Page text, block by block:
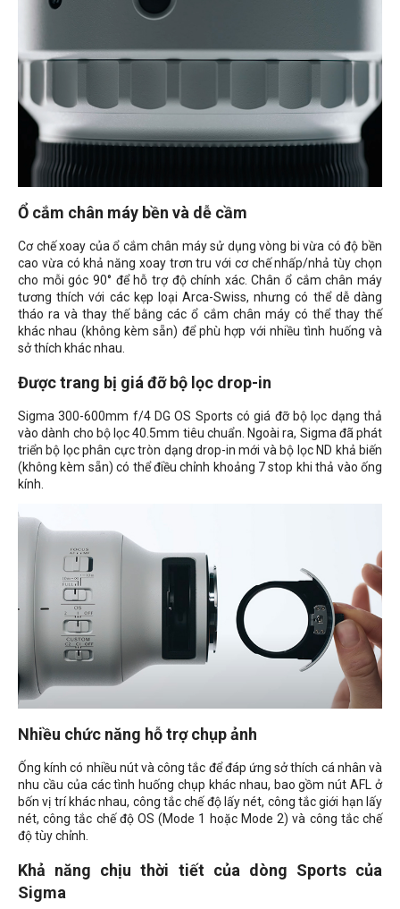
Ổ cắm chân máy bền và dễ cầm
Cơ chế xoay của ổ cắm chân máy sử dụng vòng bi vừa có độ bền
cao vừa có khả năng xoay trơn tru với cơ chế nhấp/nhả tùy chọn
cho mỗi góc 90° để hỗ trợ độ chính xác. Chân ổ cắm chân máy
tương thích với các kẹp loại Arca-Swiss, nhưng có thể dễ dàng
tháo ra và thay thế bằng các ổ cắm chân máy có thể thay thế
khác nhau (không kèm sẵn) để phù hợp với nhiều tình huống và
sở thích khác nhau.
Được trang bị giá đỡ bộ lọc drop-in
Sigma 300-600mm f/4 DG OS Sports có giá đỡ bộ lọc dạng thả
vào dành cho bộ lọc 40.5mm tiêu chuẩn. Ngoài ra, Sigma đã phát
triển bộ lọc phân cực tròn dạng drop-in mới và bộ lọc ND khả biến
(không kèm sẵn) có thể điều chỉnh khoảng 7 stop khi thả vào ống
kính.
Nhiều chức năng hỗ trợ chụp ảnh
Ống kính có nhiều nút và công tắc để đáp ứng sở thích cá nhân và
nhu cầu của các tình huống chụp khác nhau, bao gồm nút AFL ở
bốn vị trí khác nhau, công tắc chế độ lấy nét, công tắc giới hạn lấy
nét, công tắc chế độ OS (Mode 1 hoặc Mode 2) và công tắc chế
độ tùy chỉnh.
Khả năng chịu thời tiết của dòng Sports của
Sigma